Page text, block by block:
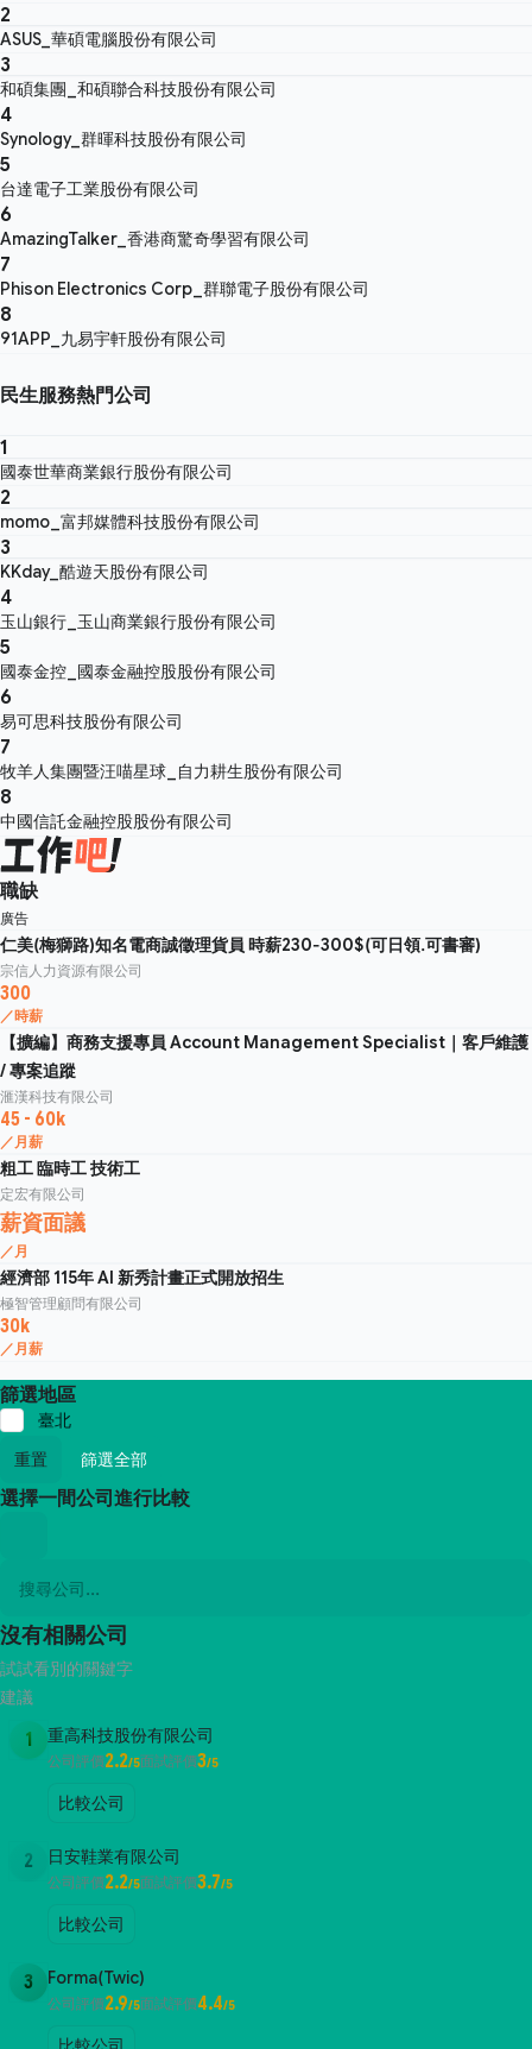
2
ASUS_華碩電腦股份有限公司
3
和碩集團_和碩聯合科技股份有限公司
4
Synology_群暉科技股份有限公司
5
台達電子工業股份有限公司
6
AmazingTalker_香港商驚奇學習有限公司
7
Phison Electronics Corp_群聯電子股份有限公司
8
91APP_九易宇軒股份有限公司
民生服務熱門公司
1
國泰世華商業銀行股份有限公司
2
momo_富邦媒體科技股份有限公司
3
KKday_酷遊天股份有限公司
4
玉山銀行_玉山商業銀行股份有限公司
5
國泰金控_國泰金融控股股份有限公司
6
易可思科技股份有限公司
7
牧羊人集團暨汪喵星球_自力耕生股份有限公司
8
中國信託金融控股股份有限公司
職缺
廣告
仁美(梅獅路)知名電商誠徵理貨員 時薪230-300$(可日領.可書審)
宗信人力資源有限公司
300
／時薪
【擴編】商務支援專員 Account Management Specialist｜客戶維護
/ 專案追蹤
滙漢科技有限公司
45 - 60k
／月薪
粗工 臨時工 技術工
定宏有限公司
薪資面議
／月
經濟部 115年 AI 新秀計畫正式開放招生
極智管理顧問有限公司
30k
／月薪
篩選地區
臺北
重置
篩選全部
選擇一間公司進行比較
沒有相關公司
試試看別的關鍵字
建議
1 重高科技股份有限公司
公司評價2.2/5面試評價3/5
比較公司
2 日安鞋業有限公司
公司評價2.2/5面試評價3.7/5
比較公司
3 Forma(Twic)
公司評價2.9/5面試評價4.4/5